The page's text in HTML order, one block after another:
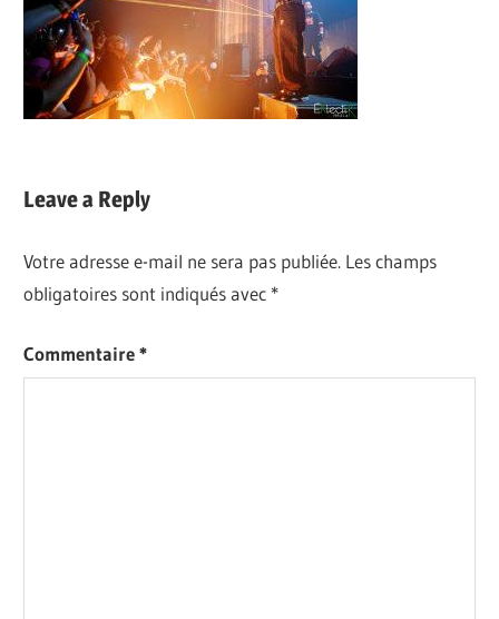
Leave a Reply
Votre adresse e-mail ne sera pas publiée. Les champs
obligatoires sont indiqués avec *
Commentaire*